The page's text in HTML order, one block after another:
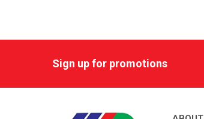
Sign up for promotions